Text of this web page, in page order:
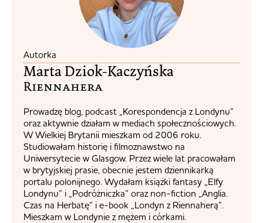
Autorka
Marta Dziok-Kaczyńska
Riennahera​
Prowadzę blog, podcast „Korespondencja z Londynu”
oraz aktywnie działam w mediach społecznościowych.
W Wielkiej Brytanii mieszkam od 2006 roku.
Studiowałam historię i filmoznawstwo na
Uniwersytecie w Glasgow. Przez wiele lat pracowałam
w brytyjskiej prasie, obecnie jestem dziennikarką
portalu polonijnego. Wydałam książki fantasy „Elfy
Londynu” i „Podróżniczka” oraz non-fiction „Anglia.
Czas na Herbatę” i e-book „Londyn z Riennaherą”.
Mieszkam w Londynie z mężem i córkami.